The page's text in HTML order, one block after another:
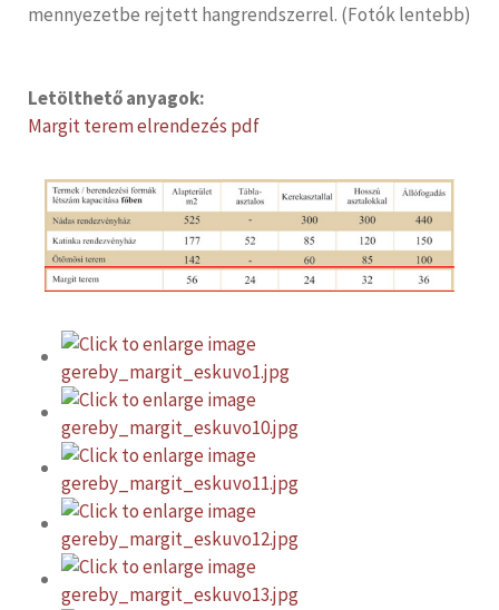
mennyezetbe rejtett hangrendszerrel. (Fotók lentebb)
Letölthető anyagok:
Margit terem elrendezés pdf